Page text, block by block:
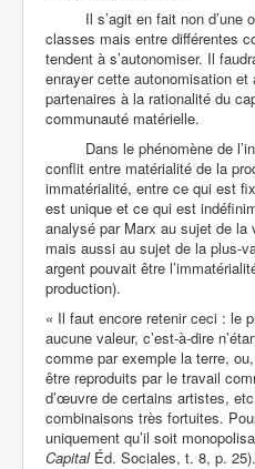
Il s’agit en fait non d’une
classes mais entre différentes
tendent à s’autonomiser. Il
enrayer cette autonomisation
partenaires à la rationalité du
communauté matérielle.
Dans le phénomène de
conflit entre matérialité de la
immatérialité, entre ce qui est
est unique et ce qui est
analysé par Marx au sujet de la
mais aussi au sujet de la plus-
argent pouvait être
production).
« Il faut encore retenir ceci : le
aucune valeur, c’est-à-dire
comme par exemple la terre,
être reproduits par le travail
d’œuvre de certains artistes,
combinaisons très fortuites.
uniquement qu’il soit
CapitalÉd. Sociales, t. 8, p. 25).